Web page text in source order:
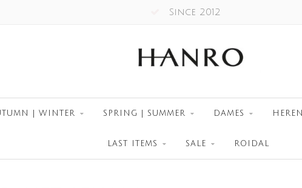
Since 2012
| WINTER SPRING | SUMMER DAMES HEREN
LAST ITEMS SALE ROIDAL